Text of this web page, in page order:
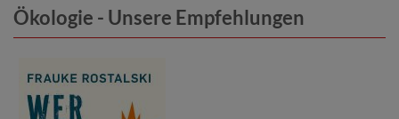
Ökologie - Unsere Empfehlungen